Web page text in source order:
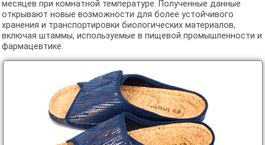
месяцев при комнатной температуре. Полученные данные
открывают новые возможности для более устойчивого
хранения и транспортировки биологических материалов,
включая штаммы, используемые в пищевой промышленности и
фармацевтике.